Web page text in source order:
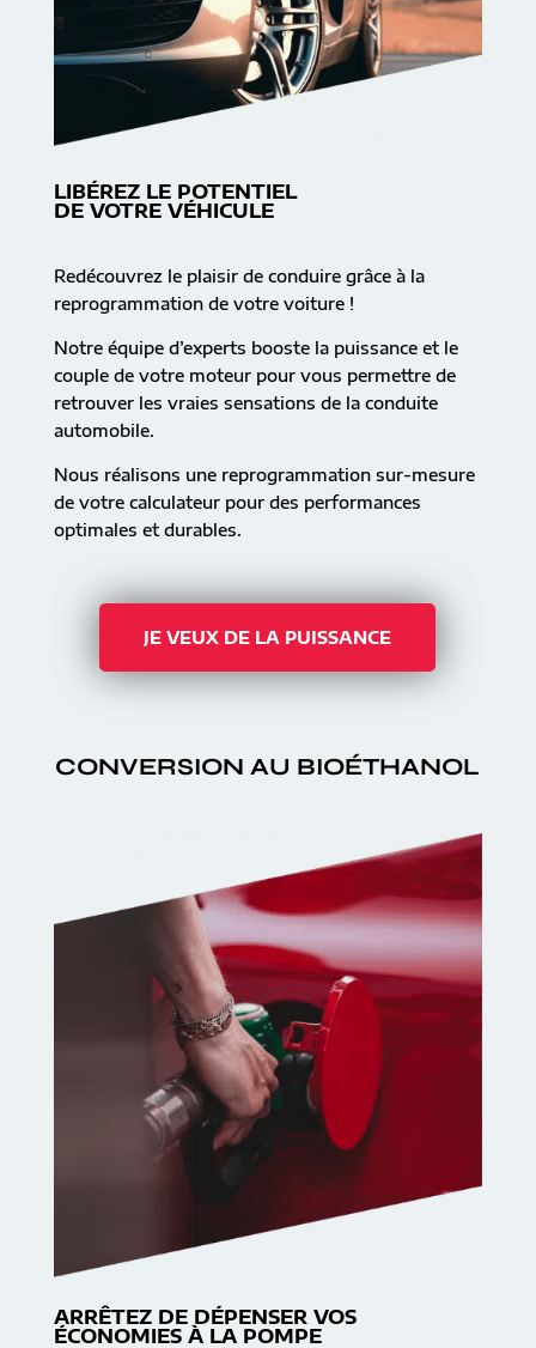
LIBÉREZ LE POTENTIEL
DE VOTRE VÉHICULE
Redécouvrez le plaisir de conduire grâce à la
reprogrammation de votre voiture !
Notre équipe d’experts booste la puissance et le
couple de votre moteur pour vous permettre de
retrouver les vraies sensations de la conduite
automobile.
Nous réalisons une reprogrammation sur-mesure
de votre calculateur pour des performances
optimales et durables.
JE VEUX DE LA PUISSANCE
CONVERSION AU BIOÉTHANOL
ARRÊTEZ DE DÉPENSER VOS
ÉCONOMIES À LA POMPE